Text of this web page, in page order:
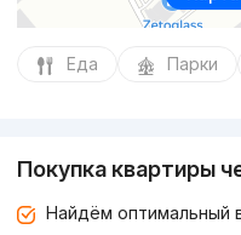
Еда Парки
Покупка квартиры
Найдём оптимальный